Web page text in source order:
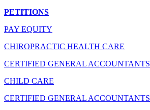
PETITIONS
PAY EQUITY
CHIROPRACTIC HEALTH CARE
CERTIFIED GENERAL ACCOUNTANTS
CHILD CARE
CERTIFIED GENERAL ACCOUNTANTS